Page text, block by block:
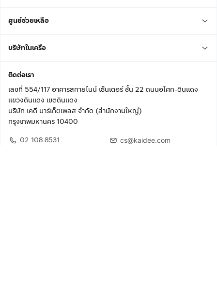
ศูนย์ช่วยเหลือ
บริษัทในเครือ
ติดต่อเรา
เลขที่ 554/117 อาคารสกายไนน์ เซ็นเตอร์ ชั้น 22 ถนนอโศก-ดินแดง
แขวงดินแดง เขตดินแดง
บริษัท เคดี มาร์เก็ตเพลส จำกัด (สำนักงานใหญ่)
กรุงเทพมหานคร 10400
02 108 8531
cs@kaidee.com